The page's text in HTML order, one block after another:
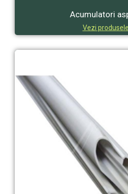
Acumulatori
Vezi